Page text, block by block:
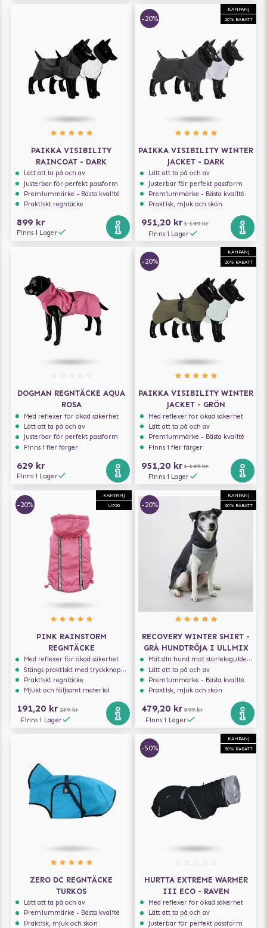
PAIKKA VISIBILITY
RAINCOAT - DARK
Lätt att ta på och av
Justerbar för perfekt passform
Premiummärke - Bästa kvalité
Praktiskt regntäcke
899 kr
Finns i Lager
KAMPANJ
20% RABATT
-20%
PAIKKA VISIBILITY WINTER
JACKET - DARK
Lätt att ta på och av
Justerbar för perfekt passform
Premiummärke - Bästa kvalité
Praktisk, mjuk och skön
951,20 kr 1 189 kr
Finns i Lager
DOGMAN REGNTÄCKE AQUA
ROSA
Med reflexer för ökad säkerhet
Lätt att ta på och av
Justerbar för perfekt passform
Finns i fler färger
629 kr
Finns i Lager
KAMPANJ
20% RABATT
-20%
PAIKKA VISIBILITY WINTER
JACKET - GRÖN
Med reflexer för ökad säkerhet
Lätt att ta på och av
Premiummärke - Bästa kvalité
Finns i fler färger
951,20 kr 1 189 kr
Finns i Lager
KAMPANJ
UP20
-20%
PINK RAINSTORM
REGNTÄCKE
Med reflexer för ökad säkerhet
Stängs praktiskt med tryckknappar
Praktiskt regntäcke
Mjukt och följsamt material
191,20 kr 239 kr
Finns i Lager
KAMPANJ
20% RABATT
-20%
RECOVERY WINTER SHIRT -
GRÅ HUNDTRÖJA I ULLMIX
Mät din hund mot storleksguiden för att få rätt storlek
Lätt att ta på och av
Premiummärke - Bästa kvalité
Praktisk, mjuk och skön
479,20 kr 599 kr
Finns i Lager
ZERO DC REGNTÄCKE
TURKOS
Lätt att ta på och av
Premiummärke - Bästa kvalité
Praktisk, mjuk och skön
KAMPANJ
50% RABATT
-50%
HURTTA EXTREME WARMER
III ECO - RAVEN
Med reflexer för ökad säkerhet
Lätt att ta på och av
Justerbar för perfekt passform